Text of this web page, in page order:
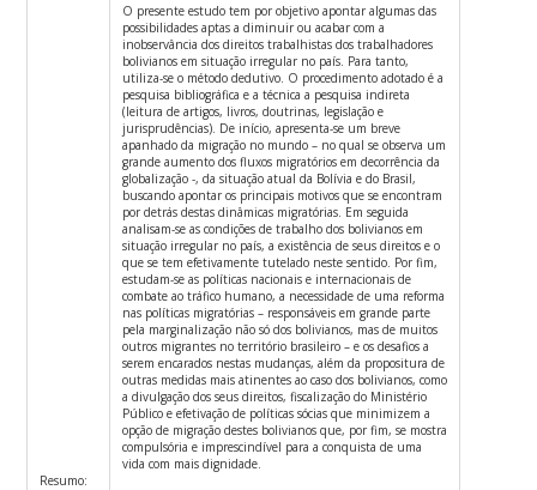
Resumo:
O presente estudo tem por objetivo apontar algumas das
possibilidades aptas a diminuir ou acabar com a
inobservância dos direitos trabalhistas dos trabalhadores
bolivianos em situação irregular no país. Para tanto,
utiliza-se o método dedutivo. O procedimento adotado é a
pesquisa bibliográfica e a técnica a pesquisa indireta
(leitura de artigos, livros, doutrinas, legislação e
jurisprudências). De início, apresenta-se um breve
apanhado da migração no mundo – no qual se observa um
grande aumento dos fluxos migratórios em decorrência da
globalização -, da situação atual da Bolívia e do Brasil,
buscando apontar os principais motivos que se encontram
por detrás destas dinâmicas migratórias. Em seguida
analisam-se as condições de trabalho dos bolivianos em
situação irregular no país, a existência de seus direitos e o
que se tem efetivamente tutelado neste sentido. Por fim,
estudam-se as políticas nacionais e internacionais de
combate ao tráfico humano, a necessidade de uma reforma
nas políticas migratórias – responsáveis em grande parte
pela marginalização não só dos bolivianos, mas de muitos
outros migrantes no território brasileiro – e os desafios a
serem encarados nestas mudanças, além da propositura de
outras medidas mais atinentes ao caso dos bolivianos, como
a divulgação dos seus direitos, fiscalização do Ministério
Público e efetivação de políticas sócias que minimizem a
opção de migração destes bolivianos que, por fim, se mostra
compulsória e imprescindível para a conquista de uma
vida com mais dignidade.